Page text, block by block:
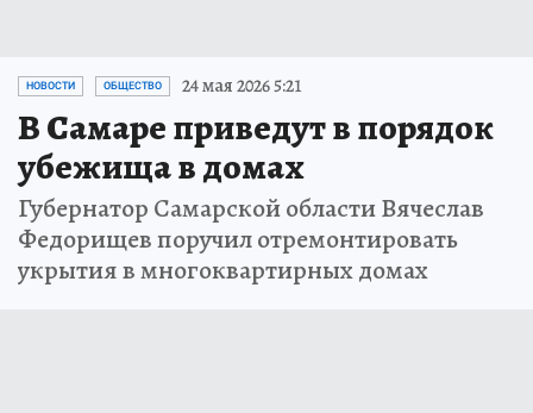
НОВОСТИ ОБЩЕСТВО 24 мая 2026 5:21
В Самаре приведут в порядок
убежища в домах
Губернатор Самарской области Вячеслав
Федорищев поручил отремонтировать
укрытия в многоквартирных домах